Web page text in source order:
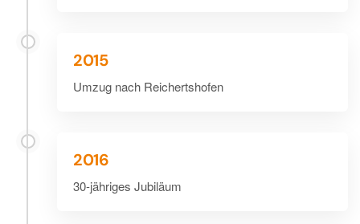
2015
Umzug nach Reichertshofen
2016
30-jähriges Jubiläum